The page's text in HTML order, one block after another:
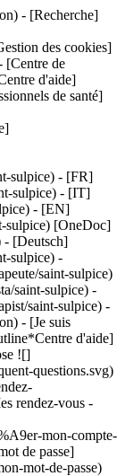
- [Recherche]
des cookies]
[Centre de
d'aide]
de santé]
sulpice) - [FR]
sulpice) - [IT]
- [EN]
sulpice) [OneDoc]
- [Deutsch]
sulpice) -
saint-sulpice)
saint-sulpice) -
saint-sulpice) -
- [Je suis
d'aide]
![]
questions.svg)
rendez-vous -
mon-compte-
de passe]
mot-de-passe)